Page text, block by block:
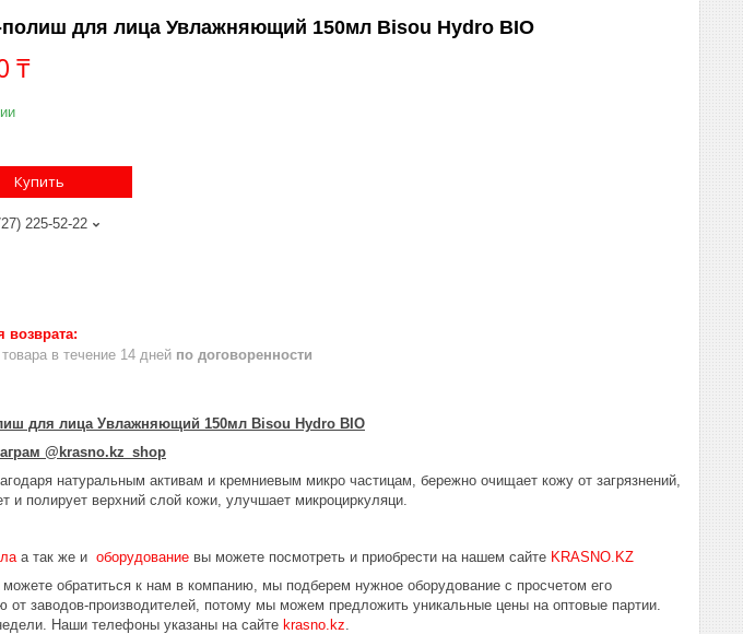
для лица Увлажняющий 150мл Bisou Hydro BIO
₸
Купить
225-52-22
товара в течение 14 дней по договоренности
для лица Увлажняющий 150мл Bisou Hydro BIO
@krasno.kz_shop
натуральным активам и кремниевым микро частицам, бережно очищает кожу от загрязнений,
и полирует верхний слой кожи, улучшает микроциркуляци.
а так же и оборудование вы можете посмотреть и приобрести на нашем сайте KRASNO.KZ
обратиться к нам в компанию, мы подберем нужное оборудование с просчетом его
заводов-производителей, потому мы можем предложить уникальные цены на оптовые партии.
Наши телефоны указаны на сайте krasno.kz